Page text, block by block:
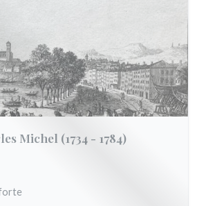
Michel (1734 - 1784)